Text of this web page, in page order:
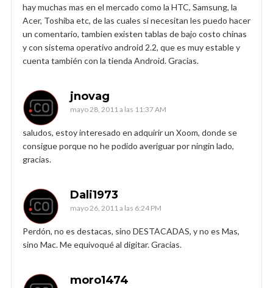
hay muchas mas en el mercado como la HTC, Samsung, la
Acer, Toshiba etc, de las cuales si necesitan les puedo hacer
un comentario, tambien existen tablas de bajo costo chinas
y con sistema operativo android 2.2, que es muy estable y
cuenta también con la tienda Android. Gracias.
jnovag
mayo 28, 2011 a las 11:37 AM
saludos, estoy interesado en adquirir un Xoom, donde se
consigue porque no he podido averiguar por ningín lado,
gracias.
Dali1973
mayo 26, 2011 a las 6:24 PM
Perdón, no es destacas, sino DESTACADAS, y no es Mas,
sino Mac. Me equivoqué al digitar. Gracias.
moro1474